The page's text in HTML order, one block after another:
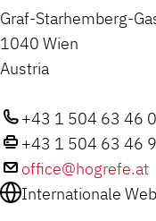
Graf-Starhemberg-
1040 Wien
Austria
+43 1 504 63 46 0
+43 1 504 63 46
office@hogrefe.at
Internationale